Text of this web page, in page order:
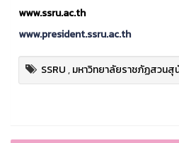
www.ssru.ac.th
www.president.ssru.ac.th
SSRU,มหาวิทยาลัยราชภัฏสวนสุ